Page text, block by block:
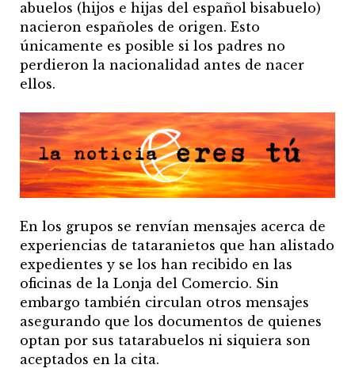
abuelos (hijos e hijas del español bisabuelo)
nacieron españoles de origen. Esto
únicamente es posible si los padres no
perdieron la nacionalidad antes de nacer
ellos.
En los grupos se renvían mensajes acerca de
experiencias de tataranietos que han alistado
expedientes y se los han recibido en las
oficinas de la Lonja del Comercio. Sin
embargo también circulan otros mensajes
asegurando que los documentos de quienes
optan por sus tatarabuelos ni siquiera son
aceptados en la cita.